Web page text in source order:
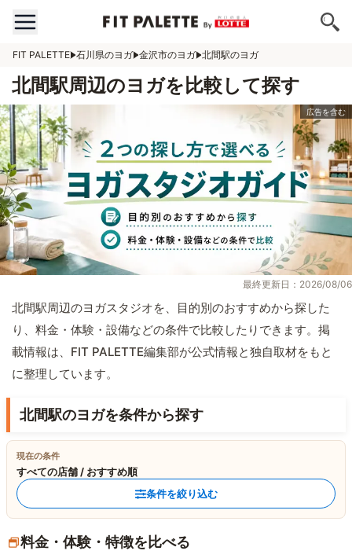
FIT PALETTE 石川県のヨガ 金沢市のヨガ 北間駅のヨガ
北間駅周辺のヨガを比較して探す
最終更新日：2026/08/06
北間駅周辺のヨガスタジオを、目的別のおすすめから探した
り、料金・体験・設備などの条件で比較したりできます。掲
載情報は、FIT PALETTE編集部が公式情報と独自取材をもと
に整理しています。
北間駅のヨガを条件から探す
現在の条件
すべての店舗 / おすすめ順
条件を絞り込む
料金・体験・特徴を比べる